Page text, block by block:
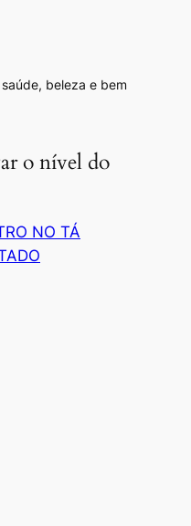
beleza e bem
o nível do
NO TÁ